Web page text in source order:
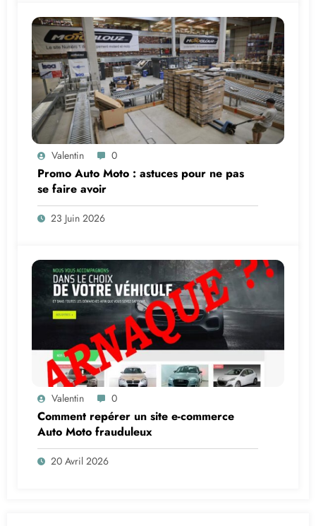
Valentin 0
Promo Auto Moto : astuces pour ne pas
se faire avoir
23 Juin 2026
Valentin 0
Comment repérer un site e-commerce
Auto Moto frauduleux
20 Avril 2026